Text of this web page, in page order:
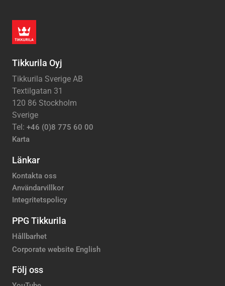
Tikkurila Oyj
Tikkurila Sverige AB
Textilgatan 31
120 86 Stockholm
Sverige
Tel: +46 (0)8 775 60 00
Karta
Länkar
Kontakta oss
Användarvillkor
Integritetspolicy
PPG Tikkurila
Hållbarhet
Corporate website English
Följ oss